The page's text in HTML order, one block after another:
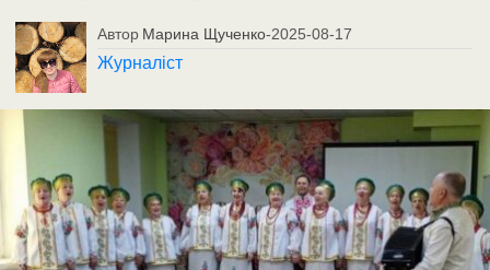
Автор Марина Щученко-2025-08-17
Журналіст